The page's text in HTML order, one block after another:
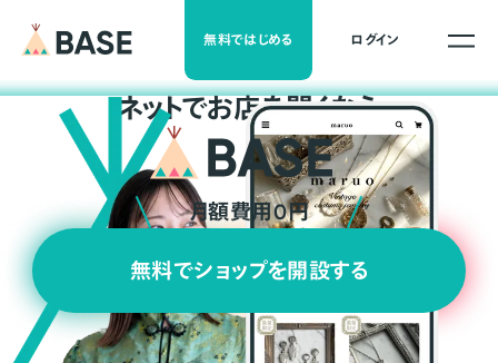
無料ではじめる ログイン
ネットでお店を開くなら
月額費用0円
無料でショップを開設する